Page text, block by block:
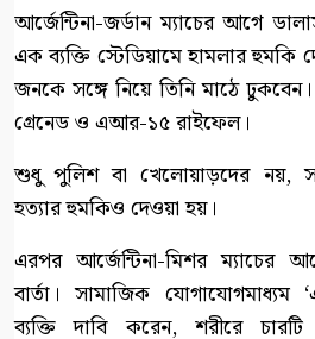
আর্জেন্টিনা-জর্ডান ম্যাচের আগে
এক ব্যক্তি স্টেডিয়ামে হামলার
জনকে সঙ্গে নিয়ে তিনি মাঠে
গ্রেনেড ও এআর-১৫ রাইফেল।
শুধু পুলিশ বা খেলোয়াড়দের নয়,
হত্যার হুমকিও দেওয়া হয়।
এরপর আর্জেন্টিনা-মিশর
বার্তা। সামাজিক
ব্যক্তি দাবি করেন, শরীরে